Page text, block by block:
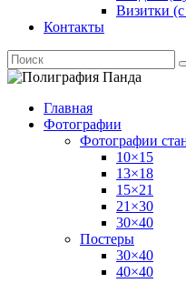
Визитки
Контакты
Главная
Фотографии
Фотографии
10×15
13×18
15×21
21×30
30×40
Постеры
30×40
40×40